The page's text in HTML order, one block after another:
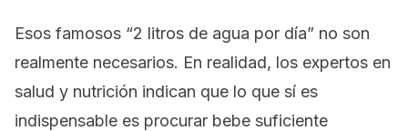
Esos famosos “2 litros de agua por día” no son
realmente necesarios. En realidad, los expertos en
salud y nutrición indican que lo que sí es
indispensable es procurar bebe suficiente